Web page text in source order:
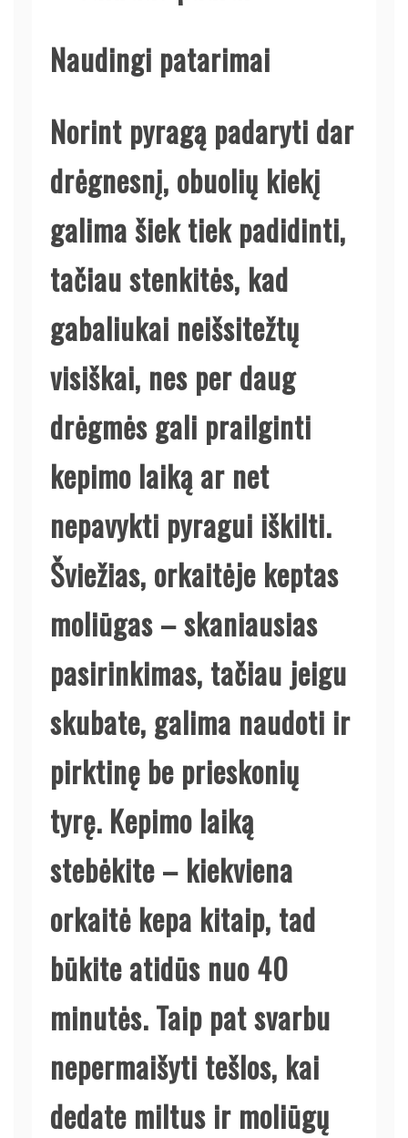
Naudingi patarimai
Norint pyragą padaryti dar
drėgnesnį, obuolių kiekį
galima šiek tiek padidinti,
tačiau stenkitės, kad
gabaliukai neišsitežtų
visiškai, nes per daug
drėgmės gali prailginti
kepimo laiką ar net
nepavykti pyragui iškilti.
Šviežias, orkaitėje keptas
moliūgas – skaniausias
pasirinkimas, tačiau jeigu
skubate, galima naudoti ir
pirktinę be prieskonių
tyrę. Kepimo laiką
stebėkite – kiekviena
orkaitė kepa kitaip, tad
būkite atidūs nuo 40
minutės. Taip pat svarbu
nepermaišyti tešlos, kai
dedate miltus ir moliūgų